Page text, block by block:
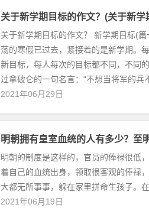
关于新学期目标的作文？(关于新学
关于新学期目标的作文？ 新学期目标(
荡的寒假已过去，紧接着的是新学期。
新目标，每人每次的目标都不同，不同
过拿破仑的一句名言：“不想当将军的兵
2021年06月29日
明朝拥有皇室血统的人有多少？至
明朝的制度是这样的，官员的俸禄很低
着自己的血统出身，领取很客观的俸禄
大都无所事事，躲在家里拼命生孩子。
2021年06月19日